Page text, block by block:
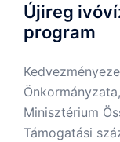
Újireg
program
Minisztérium
Támogatási